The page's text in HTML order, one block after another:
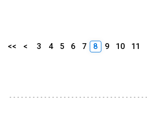
<< < 3 4 5 6 7 8 9 10 11